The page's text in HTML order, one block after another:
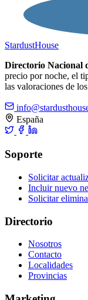
StardustHouse
Directorio Nacional
precio por noche, el
las valoraciones de
España
Soporte
Solicitar
Incluir nuevo
Solicitar
Directorio
Nosotros
Contacto
Localidades
Provincias